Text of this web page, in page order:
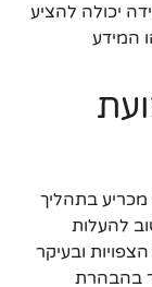
יכולה להציע
המידע
בתהליך
להעלות
ובעיקר
בהבהרת